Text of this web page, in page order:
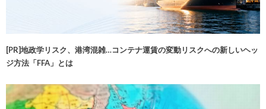
[PR]地政学リスク、港湾混雑…コンテナ運賃の変動リスクへの新しいヘッ
ジ方法「FFA」とは